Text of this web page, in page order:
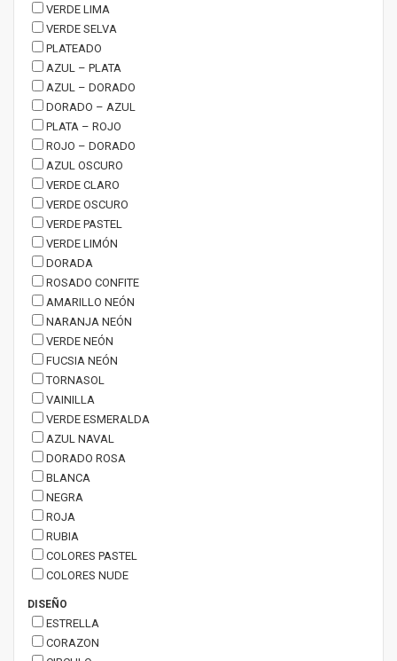
VERDE LIMA
VERDE SELVA
PLATEADO
AZUL – PLATA
AZUL – DORADO
DORADO – AZUL
PLATA – ROJO
ROJO – DORADO
AZUL OSCURO
VERDE CLARO
VERDE OSCURO
VERDE PASTEL
VERDE LIMÓN
DORADA
ROSADO CONFITE
AMARILLO NEÓN
NARANJA NEÓN
VERDE NEÓN
FUCSIA NEÓN
TORNASOL
VAINILLA
VERDE ESMERALDA
AZUL NAVAL
DORADO ROSA
BLANCA
NEGRA
ROJA
RUBIA
COLORES PASTEL
COLORES NUDE
DISEÑO
ESTRELLA
CORAZON